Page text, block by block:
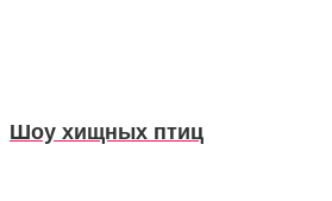
Шоу хищных птиц